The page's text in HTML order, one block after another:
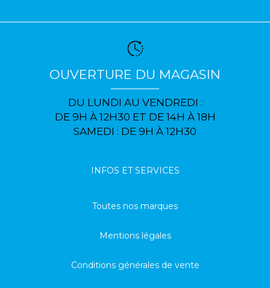
OUVERTURE DU MAGASIN
DU LUNDI AU VENDREDI :
DE 9H À 12H30 ET DE 14H À 18H
SAMEDI : DE 9H À 12H30
INFOS ET SERVICES
Toutes nos marques
Mentions légales
Conditions générales de vente